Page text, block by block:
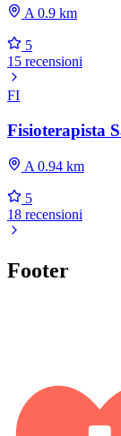
A 0.9 km
5
15 recensioni
FI
Fisioterapista
A 0.94 km
5
18 recensioni
Footer